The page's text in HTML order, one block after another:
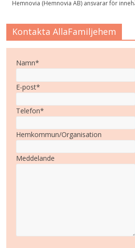
Hemnovia (Hemnovia AB) ansvarar för
Kontakta AllaFamiljehem
Namn*
E-post*
Telefon*
Hemkommun/Organisation
Meddelande